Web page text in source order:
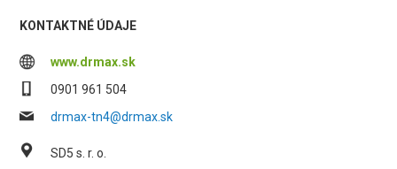
KONTAKTNÉ ÚDAJE
www.drmax.sk
0901 961 504
drmax-tn4@drmax.sk
SD5 s. r. o.